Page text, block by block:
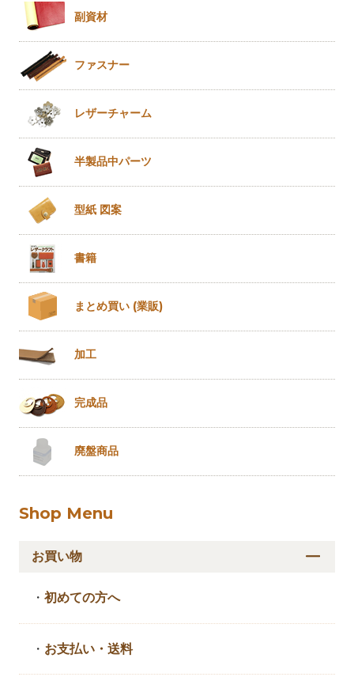
副資材
ファスナー
レザーチャーム
半製品中パーツ
型紙 図案
書籍
まとめ買い (業販)
加工
完成品
廃盤商品
Shop Menu
お買い物
・初めての方へ
・ お支払い・送料